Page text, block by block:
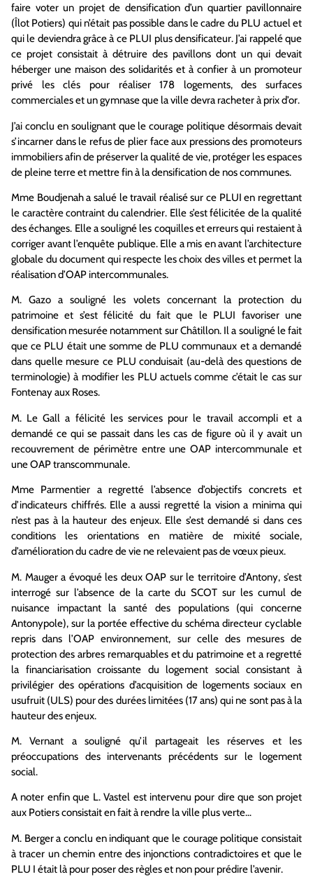
faire voter un projet de densification d’un quartier pavillonnaire
(Îlot Potiers) qui n’était pas possible dans le cadre du PLU actuel et
qui le deviendra grâce à ce PLUI plus densificateur. J’ai rappelé que
ce projet consistait à détruire des pavillons dont un qui devait
héberger une maison des solidarités et à confier à un promoteur
privé les clés pour réaliser 178 logements, des surfaces
commerciales et un gymnase que la ville devra racheter à prix d’or.
J’ai conclu en soulignant que le courage politique désormais devait
s’incarner dans le refus de plier face aux pressions des promoteurs
immobiliers afin de préserver la qualité de vie, protéger les espaces
de pleine terre et mettre fin à la densification de nos communes.
Mme Boudjenah a salué le travail réalisé sur ce PLUI en regrettant
le caractère contraint du calendrier. Elle s’est félicitée de la qualité
des échanges. Elle a souligné les coquilles et erreurs qui restaient à
corriger avant l’enquête publique. Elle a mis en avant l’architecture
globale du document qui respecte les choix des villes et permet la
réalisation d’OAP intercommunales.
M. Gazo a souligné les volets concernant la protection du
patrimoine et s’est félicité du fait que le PLUI favoriser une
densification mesurée notamment sur Châtillon. Il a souligné le fait
que ce PLU était une somme de PLU communaux et a demandé
dans quelle mesure ce PLU conduisait (au-delà des questions de
terminologie) à modifier les PLU actuels comme c’était le cas sur
Fontenay aux Roses.
M. Le Gall a félicité les services pour le travail accompli et a
demandé ce qui se passait dans les cas de figure où il y avait un
recouvrement de périmètre entre une OAP intercommunale et
une OAP transcommunale.
Mme Parmentier a regretté l’absence d’objectifs concrets et
d’indicateurs chiffrés. Elle a aussi regretté la vision a minima qui
n’est pas à la hauteur des enjeux. Elle s’est demandé si dans ces
conditions les orientations en matière de mixité sociale,
d’amélioration du cadre de vie ne relevaient pas de vœux pieux.
M. Mauger a évoqué les deux OAP sur le territoire d’Antony, s’est
interrogé sur l’absence de la carte du SCOT sur les cumul de
nuisance impactant la santé des populations (qui concerne
Antonypole), sur la portée effective du schéma directeur cyclable
repris dans l’OAP environnement, sur celle des mesures de
protection des arbres remarquables et du patrimoine et a regretté
la financiarisation croissante du logement social consistant à
privilégier des opérations d’acquisition de logements sociaux en
usufruit (ULS) pour des durées limitées (17 ans) qui ne sont pas à la
hauteur des enjeux.
M. Vernant a souligné qu’il partageait les réserves et les
préoccupations des intervenants précédents sur le logement
social.
A noter enfin que L. Vastel est intervenu pour dire que son projet
aux Potiers consistait en fait à rendre la ville plus verte…
M. Berger a conclu en indiquant que le courage politique consistait
à tracer un chemin entre des injonctions contradictoires et que le
PLU I était là pour poser des règles et non pour prédire l’avenir.